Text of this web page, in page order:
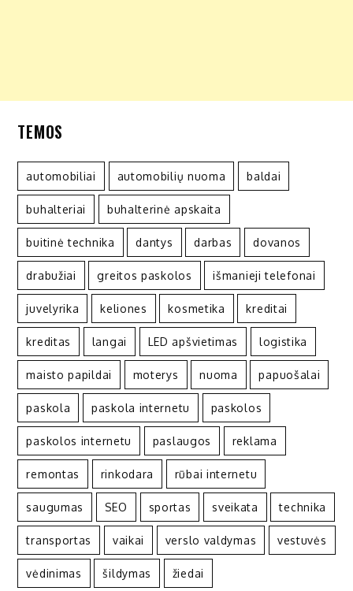
TEMOS
automobiliai automobilių nuoma baldai
buhalteriai buhalterinė apskaita
buitinė technika dantys darbas dovanos
drabužiai greitos paskolos išmanieji telefonai
juvelyrika keliones kosmetika kreditai
kreditas langai LED apšvietimas logistika
maisto papildai moterys nuoma papuošalai
paskola paskola internetu paskolos
paskolos internetu paslaugos reklama
remontas rinkodara rūbai internetu
saugumas SEO sportas sveikata technika
transportas vaikai verslo valdymas vestuvės
vėdinimas šildymas žiedai